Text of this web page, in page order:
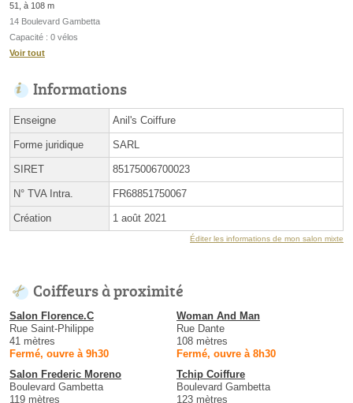
51, à 108 m
14 Boulevard Gambetta
Capacité : 0 vélos
Voir tout
Informations
Enseigne Anil's Coiffure
Forme juridique SARL
SIRET 85175006700023
N° TVA Intra. FR68851750067
Création 1 août 2021
Éditer les informations de mon salon mixte
Coiffeurs à proximité
Salon Florence.C
Rue Saint-Philippe
41 mètres
Fermé, ouvre à 9h30
Woman And Man
Rue Dante
108 mètres
Fermé, ouvre à 8h30
Salon Frederic Moreno
Boulevard Gambetta
119 mètres
Tchip Coiffure
Boulevard Gambetta
123 mètres